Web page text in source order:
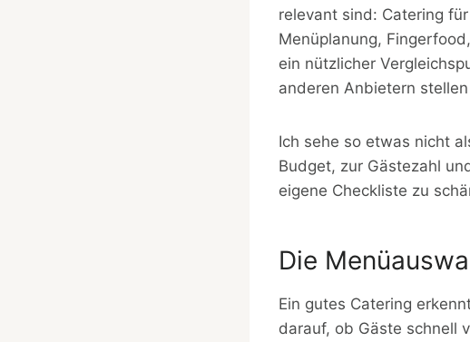
relevant sind: Catering
Menüplanung,
ein nützlicher
anderen Anbietern
Ich sehe so etwas nicht
Budget, zur Gästezahl
eigene Checkliste zu
Die
Ein gutes Catering
darauf, ob Gäste schnell